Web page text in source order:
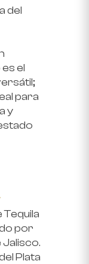
del
es el
para
y
por
Jalisco.
Plata